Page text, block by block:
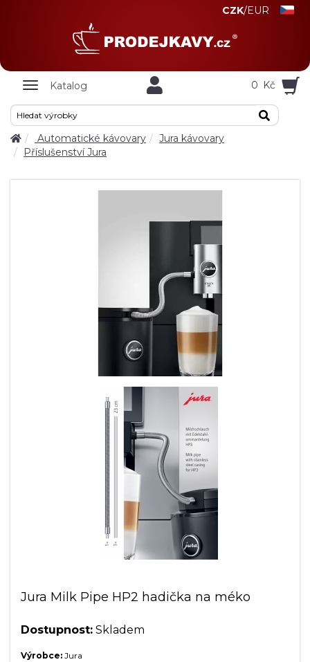
CZK/EUR
Zobrazit
Katalog 0 Kč
Automatické kávovary
Jura kávovary
Příslušenství Jura
Jura Milk Pipe HP2 hadička na méko
Dostupnost: Skladem
Výrobce: Jura